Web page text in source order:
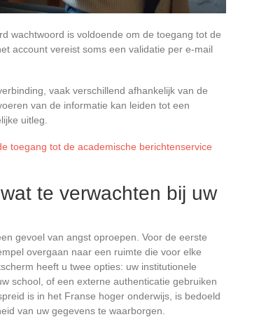
wachtwoord is voldoende om de toegang tot de
account vereist soms een validatie per e-mail
vaak verschillend afhankelijk van de
van de informatie kan leiden tot een
uitleg.
toegang tot de academische berichtenservice
te verwachten bij uw
gevoel van angst oproepen. Voor de eerste
overgaan naar een ruimte die voor elke
heeft u twee opties: uw institutionele
school, of een externe authenticatie gebruiken
is in het Franse hoger onderwijs, is bedoeld
van uw gegevens te waarborgen.